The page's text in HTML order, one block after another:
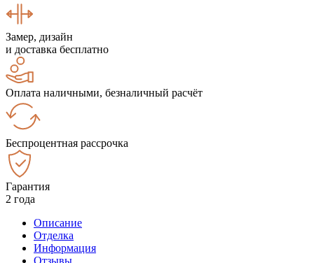
Замер, дизайн
и доставка бесплатно
Оплата наличными, безналичный расчёт
Беспроцентная рассрочка
Гарантия
2 года
Описание
Отделка
Информация
Отзывы